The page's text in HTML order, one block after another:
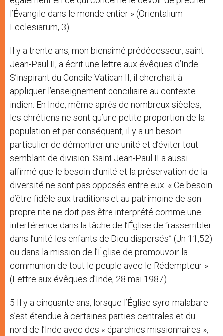
l’Évangile dans le monde entier » (Orientalium
Ecclesiarum, 3)
Il y a trente ans, mon bienaimé prédécesseur, saint
Jean-Paul II, a écrit une lettre aux évêques d’Inde.
S’inspirant du Concile Vatican II, il cherchait à
appliquer l’enseignement conciliaire au contexte
indien. En Inde, même après de nombreux siècles,
les chrétiens ne sont qu’une petite proportion de la
population et par conséquent, il y a un besoin
particulier de démontrer une unité et d’éviter tout
semblant de division. Saint Jean-Paul II a aussi
affirmé que le besoin d’unité et la préservation de la
diversité ne sont pas opposés entre eux. « Ce besoin
d’être fidèle aux traditions et au patrimoine de son
propre rite ne doit pas être interprété comme une
interférence dans la tâche de l’Église de “rassembler
dans l’unité les enfants de Dieu dispersés” (Jn 11,52)
ou dans la mission de l’Église de promouvoir la
communion de tout le peuple avec le Rédempteur »
(Lettre aux évêques d’Inde, 28 mai 1987).
5 Il y a cinquante ans, lorsque l’Église syro-malabare
s’est étendue à certaines parties centrales et du
nord de l’Inde avec des « éparchies missionnaires »,